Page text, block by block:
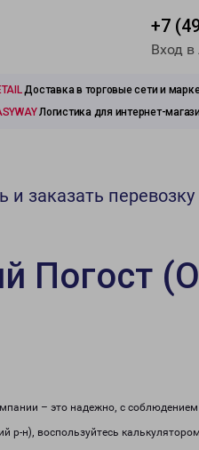
+7
Вход
Доставка в торговые сети и
Логистика для интернет-
и заказать перевозку
Погост
– это надежно, с
н), воспользуйтесь